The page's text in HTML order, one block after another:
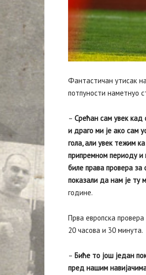
Фантастичан утисак
потпуности наметнуо
– Срећан сам увек кад
и драго ми је ако сам
гола, али увек тежим
припремном периоду
биле права провера
показали да нам је
године.
Прва европска
20 часова и 30 минута.
– Биће то још један
пред нашим